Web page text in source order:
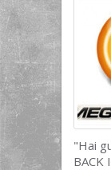
"Hai
BACK